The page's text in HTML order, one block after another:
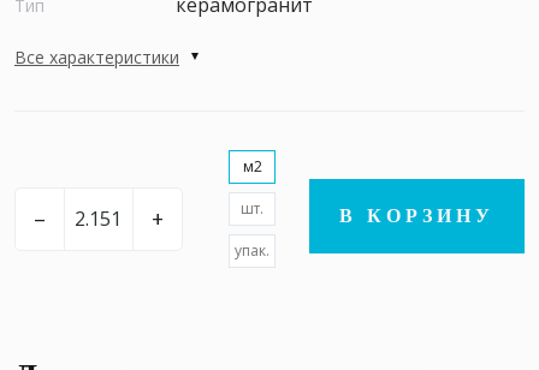
Тип
Все характеристики
– +
м2
шт.
упак.
В КОРЗИНУ